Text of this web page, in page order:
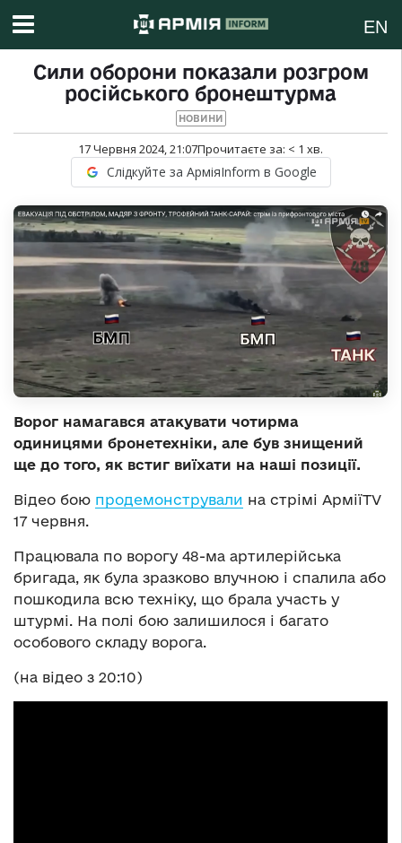
EN
Сили оборони показали розгром
російського бронештурма
НОВИНИ
17 Червня 2024, 21:07Прочитаєте за: < 1 хв.
Слідкуйте за АрміяInform в Google
Ворог намагався атакувати чотирма
одиницями бронетехніки, але був знищений
ще до того, як встиг виїхати на наші позиції.
Відео бою продемонстрували на стрімі АрміїTV
17 червня.
Працювала по ворогу 48-ма артилерійська
бригада, як була зразково влучною і спалила або
пошкодила всю техніку, що брала участь у
штурмі. На полі бою залишилося і багато
особового складу ворога.
(на відео з 20:10)